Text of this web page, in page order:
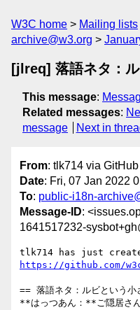
W3C home Mailing lists
archive@w3.org
[jlreq] 落語ネタ：
This message:
Related messages:
message
Next in
From: tlk714 via
Date: Fri, 07 Jan 2022
To: public-i18n-
Message-ID:
1641517232-
https://github.com/
== 落語ネタ：ルビという
**はっつあん：**ご隠居さ